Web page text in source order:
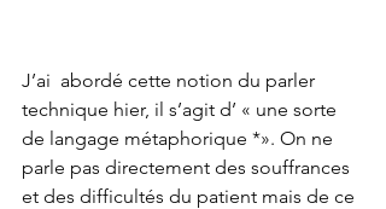
J’ai  abordé cette notion du parler
technique hier, il s’agit d’ « une sorte
de langage métaphorique *». On ne
parle pas directement des souffrances
et des difficultés du patient mais de ce